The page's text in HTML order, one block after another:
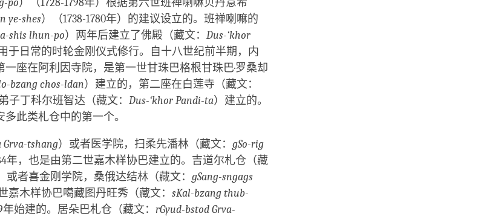
po）（1728-1798年）根据第六世班禅喇嘛贝丹意希
ye-shes）（1738-1780年）的建议设立的。班禅喇嘛的
shis lhun-po）两年后建立了佛殿（藏文： Dus-‘khor
于日常的时轮金刚仪式修行。自十八世纪前半期，内
座在阿利因寺院，是第一世甘珠巴格根甘珠巴·罗桑却
bzang chos-ldan）建立的，第二座在白莲寺（藏文：
子丁科尔班智达（藏文： Dus-‘khor Pandi-ta）建立的。
此类札仓中的第一个。
Grva-tshang）或者医学院，扫柔先潘林（藏文： gSo-rig
年，也是由第二世嘉木样协巴建立的。吉道尔札仓（藏
或者喜金刚学院，桑俄达结林（藏文： gSang-sngags
嘉木样协巴噶藏图丹旺秀（藏文： sKal-bzang thub-
年始建的。居朵巴札仓（藏文： rGyud-bstod Grva-